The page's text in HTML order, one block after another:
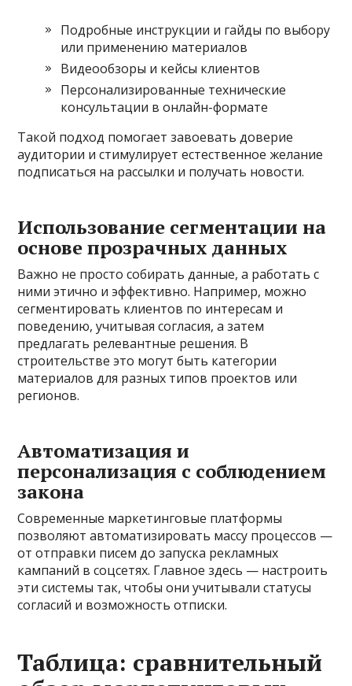
Подробные инструкции и гайды по выбору
или применению материалов
Видеообзоры и кейсы клиентов
Персонализированные технические
консультации в онлайн-формате
Такой подход помогает завоевать доверие
аудитории и стимулирует естественное желание
подписаться на рассылки и получать новости.
Использование сегментации на
основе прозрачных данных
Важно не просто собирать данные, а работать с
ними этично и эффективно. Например, можно
сегментировать клиентов по интересам и
поведению, учитывая согласия, а затем
предлагать релевантные решения. В
строительстве это могут быть категории
материалов для разных типов проектов или
регионов.
Автоматизация и
персонализация с соблюдением
закона
Современные маркетинговые платформы
позволяют автоматизировать массу процессов —
от отправки писем до запуска рекламных
кампаний в соцсетях. Главное здесь — настроить
эти системы так, чтобы они учитывали статусы
согласий и возможность отписки.
Таблица: сравнительный